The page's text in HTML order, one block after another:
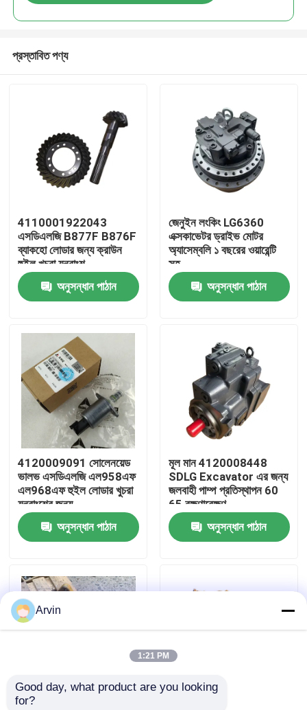
আমাদের সম্পর্কে
কারখানা ভ্রমণ
মান নিয়ন্ত্রণ
আমাদের সাথে যোগাযোগ করুন
উদ্ধৃতির জন্য আবেদন
কামিন্স খুচরা যন্ত্রাংশ
প্রস্তাবিত পণ্য
4110001922043
এসডিএলজি B877F B876F
ব্যাকহো লোডার জন্য ক্রাউন
হুইল খুচরা যন্ত্রাংশ
অনুসন্ধান পাঠান
জেনুইন লংকিং LG6360
এক্সকাভেটর ড্রাইভ মোটর
অ্যাসেম্বলি ১ বছরের ওয়ারেন্টি
সহ
অনুসন্ধান পাঠান
4120009091 সোলেনয়েড
ভালভ এসডিএলজি এল958এফ
এল968এফ হুইল লোডার খুচরা
যন্ত্রাংশের জন্য
অনুসন্ধান পাঠান
মূল মান 4120008448
SDLG Excavator এর জন্য
জলবাহী পাম্প প্রতিস্থাপন 60
65 রক্ষণাবেক্ষণ
অনুসন্ধান পাঠান
4110002988 ब्रेक
Arvin
1:21 PM
Good day, what product are you looking
for?